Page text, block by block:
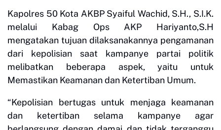
Kapolres 50 Kota AKBP Syaiful Wachid, S.H., S.I.K.
melalui Kabag Ops AKP Hariyanto,S.H
mengatakan tujuan dilaksanakannya pengamanan
dari kepolisian saat kampanye partai politik
melibatkan beberapa aspek, yaitu untuk
Memastikan Keamanan dan Ketertiban Umum.
“Kepolisian bertugas untuk menjaga keamanan
dan ketertiban selama kampanye agar